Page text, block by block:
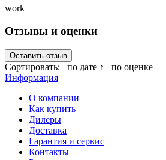
work
Отзывы и оценки
Оставить отзыв
Сортировать: по дате ↑
по оценке
Информация
О компании
Как купить
Дилеры
Доставка
Гарантия и сервис
Контакты